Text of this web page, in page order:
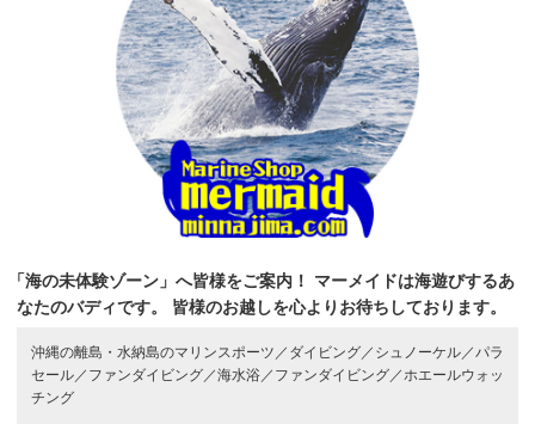
「海の未体験ゾーン」へ皆様をご案内！
マーメイドは海遊びするあ
なたのバディです。
皆様のお越しを心よりお待ちしております。
沖縄の離島・水納島のマリンスポーツ／ ダイビング／ シュノーケル／ パラ
セール／ ファンダイビング／海水浴／ ファンダイビング／ ホエールウォッ
チング